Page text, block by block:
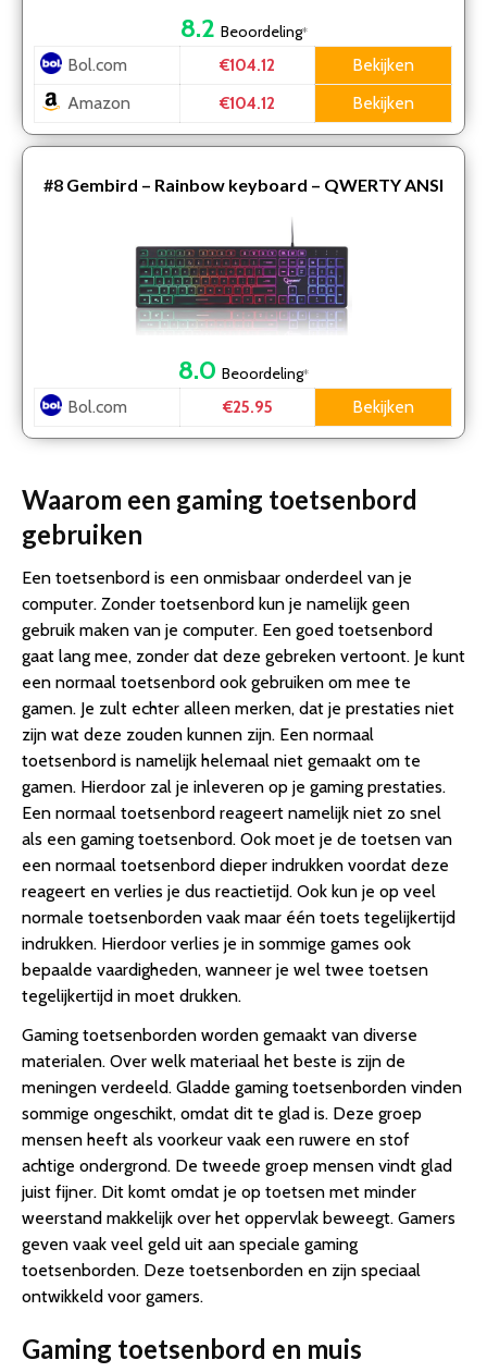
8.2 Beoordeling*
Bol.com €104.12
Bekijken
Amazon
€104.12 Bekijken
#8 Gembird – Rainbow keyboard – QWERTY ANSI
8.0 Beoordeling*
Bol.com €25.95 Bekijken
Waarom een gaming toetsenbord
gebruiken
Een toetsenbord is een onmisbaar onderdeel van je
computer. Zonder toetsenbord kun je namelijk geen
gebruik maken van je computer. Een goed toetsenbord
gaat lang mee, zonder dat deze gebreken vertoont. Je kunt
een normaal toetsenbord ook gebruiken om mee te
gamen. Je zult echter alleen merken, dat je prestaties niet
zijn wat deze zouden kunnen zijn. Een normaal
toetsenbord is namelijk helemaal niet gemaakt om te
gamen. Hierdoor zal je inleveren op je gaming prestaties.
Een normaal toetsenbord reageert namelijk niet zo snel
als een gaming toetsenbord. Ook moet je de toetsen van
een normaal toetsenbord dieper indrukken voordat deze
reageert en verlies je dus reactietijd. Ook kun je op veel
normale toetsenborden vaak maar één toets tegelijkertijd
indrukken. Hierdoor verlies je in sommige games ook
bepaalde vaardigheden, wanneer je wel twee toetsen
tegelijkertijd in moet drukken.
Gaming toetsenborden worden gemaakt van diverse
materialen. Over welk materiaal het beste is zijn de
meningen verdeeld. Gladde gaming toetsenborden vinden
sommige ongeschikt, omdat dit te glad is. Deze groep
mensen heeft als voorkeur vaak een ruwere en stof
achtige ondergrond. De tweede groep mensen vindt glad
juist fijner. Dit komt omdat je op toetsen met minder
weerstand makkelijk over het oppervlak beweegt. Gamers
geven vaak veel geld uit aan speciale gaming
toetsenborden. Deze toetsenborden en zijn speciaal
ontwikkeld voor gamers.
Gaming toetsenbord en muis